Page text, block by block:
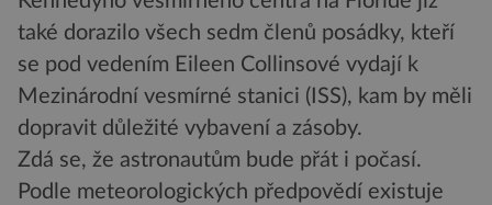
také dorazilo všech sedm členů posádky, kteří
se pod vedením Eileen Collinsové vydají k
Mezinárodní vesmírné stanici (ISS), kam by měli
dopravit důležité vybavení a zásoby.
Zdá se, že astronautům bude přát i počasí.
Podle meteorologických předpovědí existuje